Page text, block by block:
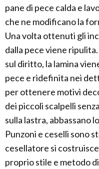
pane di pece calda e
che ne modificano la
Una volta ottenuti gli
dalla pece viene
sul diritto, la lamina
pece e ridefinita nei
per ottenere motivi
dei piccoli scalpelli
sulla lastra, abbassano
Punzoni e ceselli sono
cesellatore si
proprio stile e metodo